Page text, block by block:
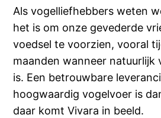
Als vogelliefhebbers weten
het is om onze gevederde
voedsel te voorzien, vooral
maanden wanneer natuurlijk
is. Een betrouwbare
hoogwaardig vogelvoer is
daar komt Vivara in beeld.